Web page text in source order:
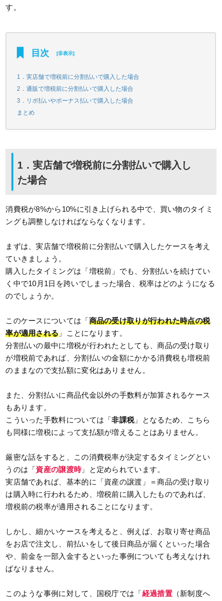
す。
目次 [非表示]
1．実店舗で増税前に分割払いで購入した場合
2．通販で増税前に分割払いで購入した場合
3．リボ払いやボーナス払いで購入した場合
まとめ
1．実店舗で増税前に分割払いで購入し
た場合
消費税が8%から10%に引き上げられる中で、買い物のタイミ
ングも調整しなければならなくなります。
まずは、実店舗で増税前に分割払いで購入したケースを考え
ていきましょう。
購入したタイミングは「増税前」でも、分割払いを続けてい
く中で10月1日を跨いでしまった場合、税率はどのようになる
のでしょうか。
このケースについては「商品の受け取りが行われた時点の税
率が適用される 」ことになります。
分割払いの最中に増税が行われたとしても、商品の受け取り
が増税前であれば、分割払いの金額にかかる消費税も増税前
のままなので支払額に変化はありません。
また、分割払いに商品代金以外の手数料が加算されるケース
もあります。
こういった手数料については「非課税」となるため、こちら
も同様に増税によって支払額が増えることはありません。
厳密な話をすると、この消費税率が決定するタイミングとい
うのは「資産の譲渡時」と定められています。
実店舗であれば、基本的に「資産の譲渡」＝商品の受け取り
は購入時に行われるため、増税前に購入したものであれば、
増税前の税率が適用されることになります。
しかし、細かいケースを考えると、例えば、お取り寄せ商品
をお店で注文し、前払いをして後日商品が届くといった場合
や、前金を一部入金するといった事例についても考えなけれ
ばなりません。
このような事例に対して、国税庁では「経過措置（新制度へ